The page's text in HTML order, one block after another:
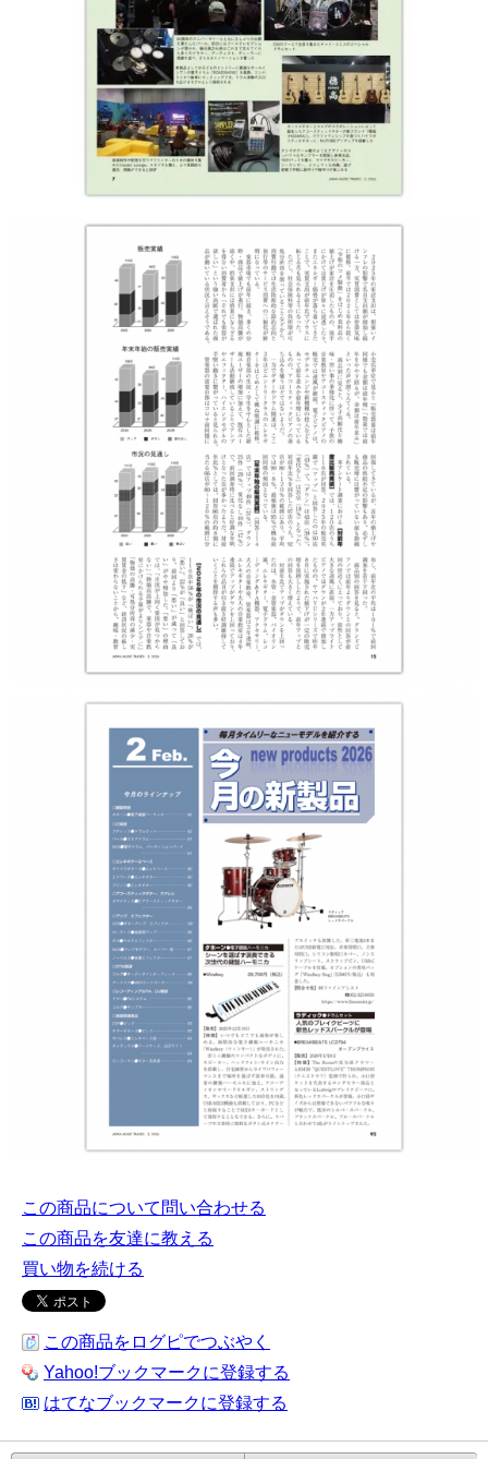
この商品について問い合わせる
この商品を友達に教える
買い物を続ける
この商品をログピでつぶやく
Yahoo!ブックマークに登録する
はてなブックマークに登録する